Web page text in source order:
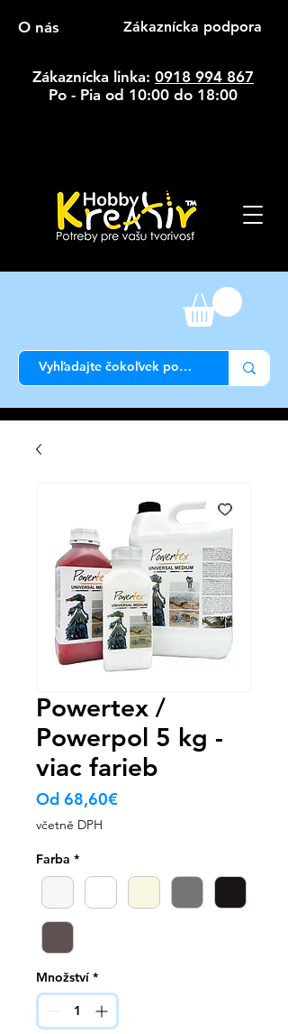
O nás Zákaznícka podpora
Zákaznícka linka: 0918 994 867
Po - Pia od 10:00 do 18:00
Powertex /
Powerpol 5 kg -
viac farieb
Od 68,60€Zvýhodněná
včetně DPH
Farba *
Množství *